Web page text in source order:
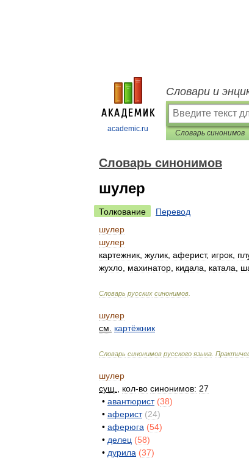
academic.ru
Словари и
Словарь синонимов
Словарь синонимов
шулер
Толкование
Перевод
шулер
шулер
картежник жулик аферист, игрок
жухло махинатор кидала катала
Словарь русских синонимов
шулер
см
картёжник
Словарь синонимов русского языка
шулер
сущ
кол-во синонимов: 27
• авантюрист (38)
• аферист (24)
• аферюга (54)
• делец (58)
• дурила (37)